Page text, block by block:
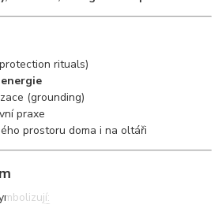
rituals)
(grounding)
praxe
prostoru doma i na oltáři